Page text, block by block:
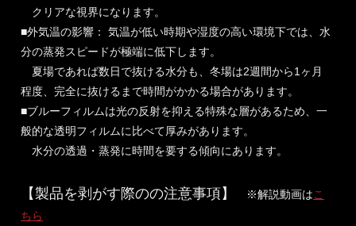
クリアな視界になります。
■外気温の影響： 気温が低い時期や湿度の高い環境下では、水
分の蒸発スピードが極端に低下します。
夏場であれば数日で抜ける水分も、冬場は2週間から1ヶ月
程度、完全に抜けるまで時間がかかる場合があります。
■ブルーフィルムは光の反射を抑える特殊な層があるため、一
般的な透明フィルムに比べて厚みがあります。
水分の透過・蒸発に時間を要する傾向にあります。
【製品を剥がす際のの注意事項】 ※解説動画はこ
ちら